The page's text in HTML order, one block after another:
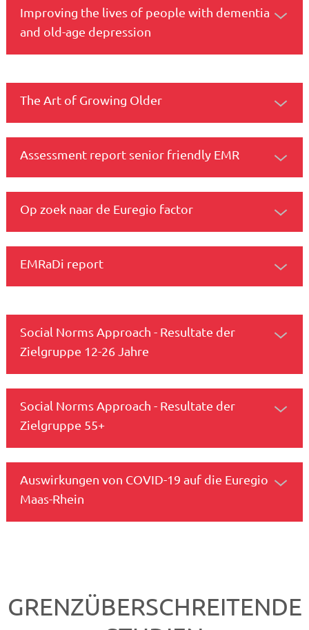
Improving the lives of people with dementia
and old-age depression
The Art of Growing Older
Assessment report senior friendly EMR
Op zoek naar de Euregio factor
EMRaDi report
Social Norms Approach - Resultate der
Zielgruppe 12-26 Jahre
Social Norms Approach - Resultate der
Zielgruppe 55+
Auswirkungen von COVID-19 auf die Euregio
Maas-Rhein
GRENZÜBERSCHREITENDE